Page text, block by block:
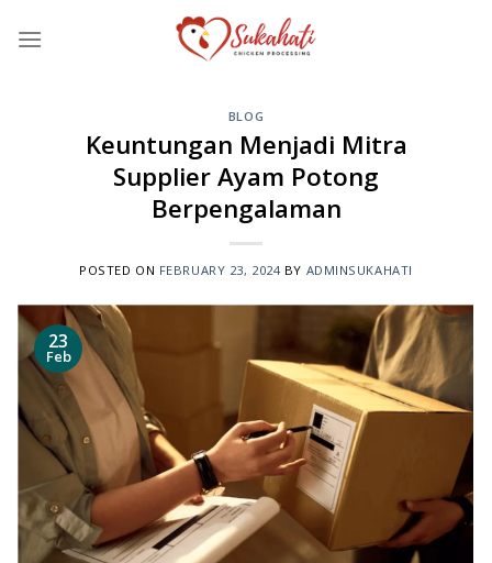
BLOG
Keuntungan Menjadi Mitra
Supplier Ayam Potong
Berpengalaman
POSTED ON FEBRUARY 23, 2024 BY ADMINSUKAHATI
23
Feb